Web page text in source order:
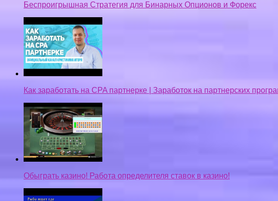
Беспроигрышная Стратегия для Бинарных Опционов и Форекс
Как заработать на CPA партнерке | Заработок на партнерских
Обыграть казино! Работа определителя ставок в казино!